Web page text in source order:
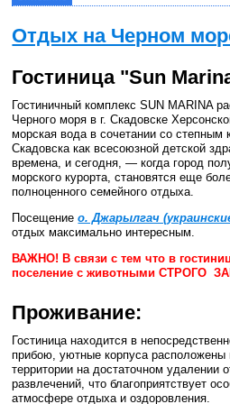
Отдых на Черном
Гостиница "Sun
Гостиничный комплекс SUN MARINA
Черного моря в г. Скадовске
морская вода в сочетании со степным
Скадовска как всесоюзной детской
времена, и сегодня, — когда город
морского курорта, становятся еще
полноценного семейного отдыха.
Посещениео. Джарылгач
отдых максимально интересным.
ВАЖНО! В связи с тем что в
поселение с животными СТРОГО
Проживание:
Гостиница находится в
прибою, уютные корпуса расположены
территории на достаточном удалении
развлечений, что благоприятствует
атмосфере отдыха и оздоровления.